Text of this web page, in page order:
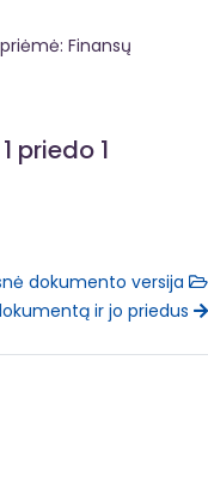
Finansų
priedo 1
dokumento versija
ir jo priedus